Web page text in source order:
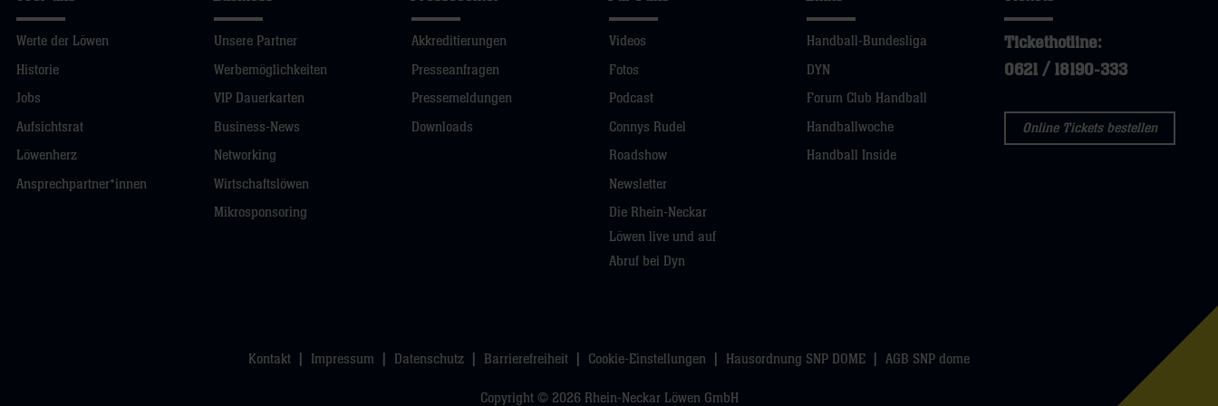
Werte der Löwen
Historie
Jobs
Aufsichtsrat
Löwenherz
Ansprechpartner*innen
Unsere Partner
Werbemöglichkeiten
VIP Dauerkarten
Business-News
Networking
Wirtschaftslöwen
Mikrosponsoring
Akkreditierungen
Presseanfragen
Pressemeldungen
Downloads
Videos
Fotos
Podcast
Connys Rudel
Roadshow
Newsletter
Die Rhein-Neckar
Löwen live und auf
Abruf bei Dyn
Handball-Bundesliga
DYN
Forum Club Handball
Handballwoche
Handball Inside
Tickethotline:
0621 / 18190-333
Online Tickets bestellen
Kontakt Impressum Datenschutz Barrierefreiheit Cookie-Einstellungen Hausordnung SNP DOME AGB SNP dome
Copyright © 2026 Rhein-Neckar Löwen GmbH